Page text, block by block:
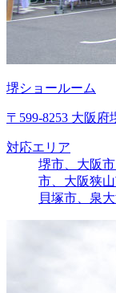
堺ショールーム
〒599-8253 大阪
対応エリア
堺市、大阪
市、大阪狭
貝塚市、泉